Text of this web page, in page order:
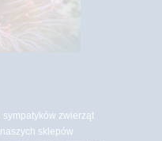
zwierząt
sklepów